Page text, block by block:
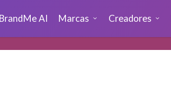
BrandMe AI Marcas Creadores